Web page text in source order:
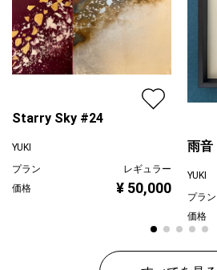
Starry Sky #24
YUKI
プラン
レギュラー
価格
¥ 50,000
雨音
YUKI
プラン
価格